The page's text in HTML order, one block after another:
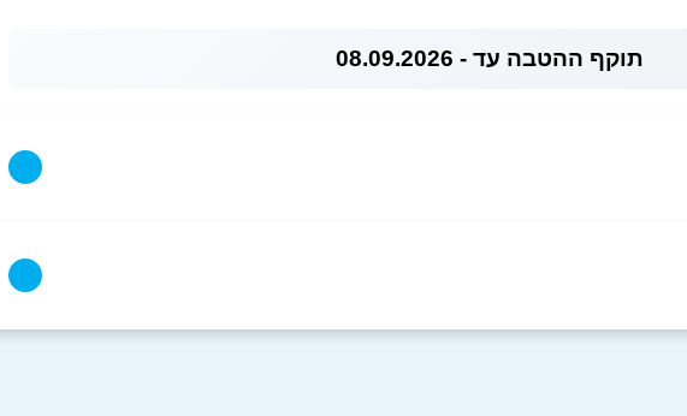
תוקף ההטבה עד - 08.09.2026